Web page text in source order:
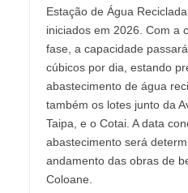
Estação de Água
iniciados em 2026. Com a
fase, a capacidade
cúbicos por dia, estando
abastecimento de água
também os lotes junto da
Taipa, e o Cotai. A data
abastecimento será
andamento das obras de
Coloane.